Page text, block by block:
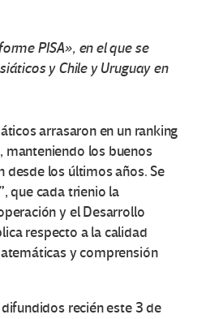
PISA», en el que se
y Chile y Uruguay en
arrasaron en un ranking
, manteniendo los buenos
desde los últimos años. Se
, que cada trienio la
y el Desarrollo
respecto a la calidad
y comprensión
recién este 3 de